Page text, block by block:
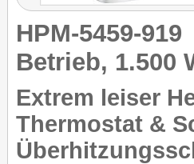
HPM-5459-
Betrieb, 1.500
Extrem leiser
Thermostat &